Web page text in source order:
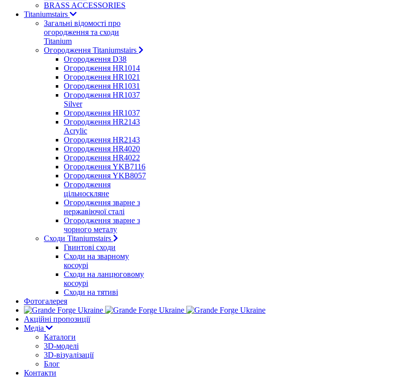
BRASS ACCESSORIES
Titaniumstairs
Загальні відомості про
огородження та сходи
Titanium
Огородження Titaniumstairs
Огородження D38
Огородження HR1014
Огородження HR1021
Огородження HR1031
Огородження HR1037
Silver
Огородження HR1037
Огородження HR2143
Acrylic
Огородження HR2143
Огородження HR4020
Огородження HR4022
Огородження YKB7116
Огородження YKB8057
Огородження
цільноскляне
Огородження зварне з
нержавіючої сталі
Огородження зварне з
чорного металу
Сходи Titaniumstairs
Гвинтові сходи
Cходи на зварному
косоурі
Сходи на ланцюговому
косоурі
Cходи на тятиві
Фотогалерея
Акційні пропозиції
Медіа
Каталоги
3D-моделі
3D-візуалізації
Блог
Контакти